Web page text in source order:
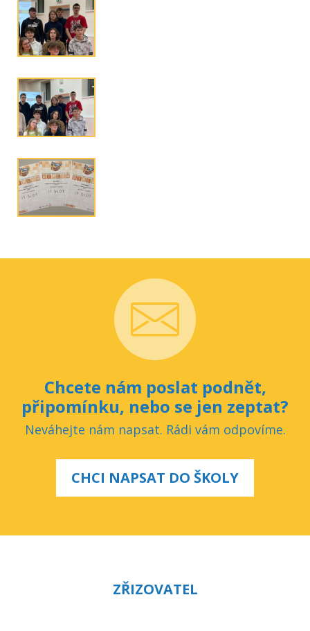
Chcete nám poslat podnět,
připomínku, nebo se jen zeptat?
Neváhejte nám napsat. Rádi vám odpovíme.
CHCI NAPSAT DO ŠKOLY
ZŘIZOVATEL